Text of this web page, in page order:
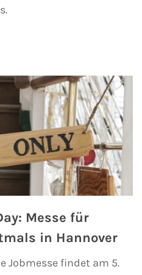
Messe für
in Hannover
Jobmesse findet am 5.